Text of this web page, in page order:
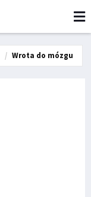
Wrota do mózgu